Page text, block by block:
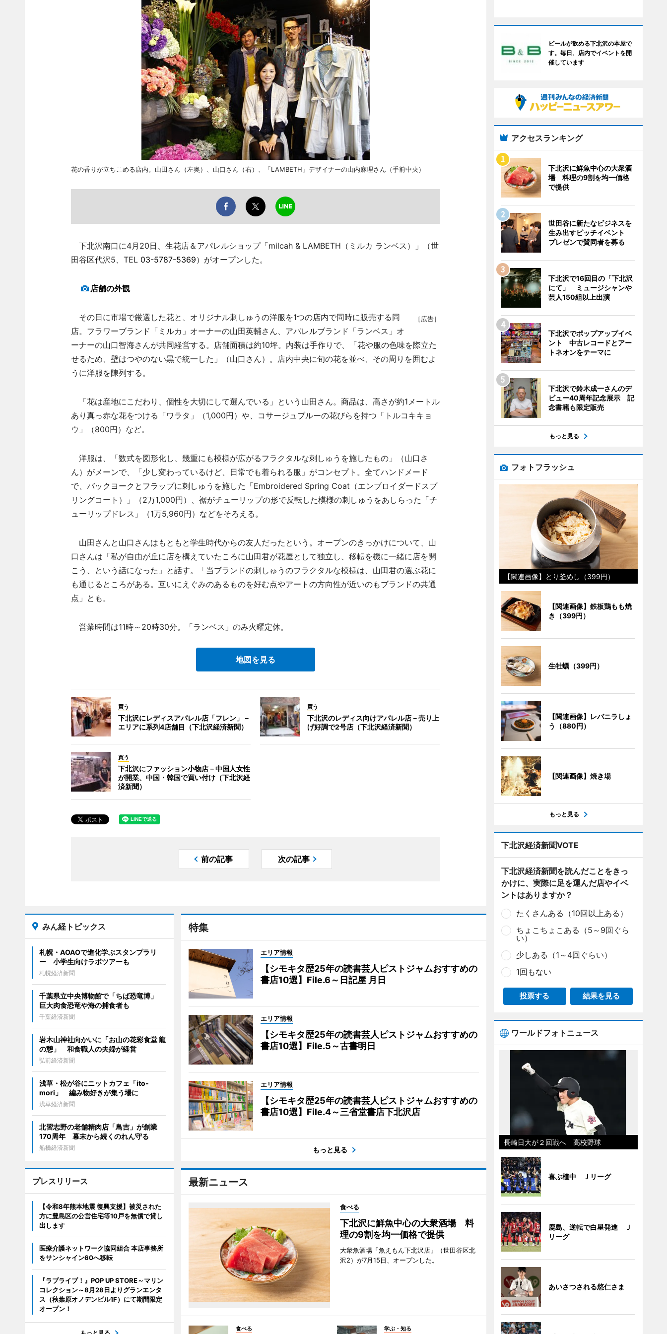
花の香りが立ちこめる店内。山田さん（左奥）、山口さん（右）、「LAMBETH」デザイナーの山内麻理さん（手前中央）
下北沢南口に4月20日、生花店＆アパレルショップ「milcah & LAMBETH（ミルカ ランベス）」（世
田谷区代沢5、TEL 03-5787-5369）がオープンした。
店舗の外観
［広告］
その日に市場で厳選した花と、オリジナル刺しゅうの洋服を1つの店内で同時に販売する同
店。フラワーブランド「ミルカ」オーナーの山田英輔さん、アパレルブランド「ランベス」オ
ーナーの山口智海さんが共同経営する。店舗面積は約10坪。内装は手作りで、「花や服の色味を際立た
せるため、壁はつやのない黒で統一した」（山口さん）。店内中央に旬の花を並べ、その周りを囲むよ
うに洋服を陳列する。
「花は産地にこだわり、個性を大切にして選んでいる」という山田さん。商品は、高さが約1メートル
あり真っ赤な花をつける「ワラタ」（1,000円）や、コサージュブルーの花びらを持つ「トルコキキョ
ウ」（800円）など。
洋服は、「数式を図形化し、幾重にも模様が広がるフラクタルな刺しゅうを施したもの」（山口さ
ん）がメーンで、「少し変わっているけど、日常でも着られる服」がコンセプト。全てハンドメード
で、バックヨークとフラップに刺しゅうを施した「Embroidered Spring Coat（エンブロイダードスプ
リングコート）」（2万1,000円）、裾がチューリップの形で反転した模様の刺しゅうをあしらった「チ
ューリップドレス」（1万5,960円）などをそろえる。
山田さんと山口さんはもともと学生時代からの友人だったという。オープンのきっかけについて、山
口さんは「私が自由が丘に店を構えていたころに山田君が花屋として独立し、移転を機に一緒に店を開
こう、という話になった」と話す。「当ブランドの刺しゅうのフラクタルな模様は、山田君の選ぶ花に
も通じるところがある。互いにえぐみのあるものを好む点やアートの方向性が近いのもブランドの共通
点」とも。
営業時間は11時～20時30分。「ランベス」のみ火曜定休。
地図を見る
買う
下北沢にレディスアパレル店「フレン」－
エリアに系列4店舗目（下北沢経済新聞）
買う
下北沢のレディス向けアパレル店－売り上
げ好調で2号店（下北沢経済新聞）
買う
下北沢にファッション小物店－中国人女性
が開業、中国・韓国で買い付け（下北沢経
済新聞）
前の記事 次の記事
特集
エリア情報
【シモキタ歴25年の読書芸人ピストジャムおすすめの
書店10選】File.6～日記屋 月日
エリア情報
【シモキタ歴25年の読書芸人ピストジャムおすすめの
書店10選】File.5～古書明日
エリア情報
【シモキタ歴25年の読書芸人ピストジャムおすすめの
書店10選】File.4～三省堂書店下北沢店
もっと見る
最新ニュース
食べる
下北沢に鮮魚中心の大衆酒場 料
理の9割を均一価格で提供
大衆魚酒場「魚えもん下北沢店」（世田谷区北
沢2）が7月15日、オープンした。
食べる 学ぶ・知る
みん経トピックス
札幌・AOAOで進化学ぶスタンプラリ
ー 小学生向けラボツアーも
札幌経済新聞
千葉県立中央博物館で「ちば恐竜博」
巨大肉食恐竜や海の捕食者も
千葉経済新聞
岩木山神社向かいに「お山の花彩食堂 龍
の憩」 和食職人の夫婦が経営
弘前経済新聞
浅草・松が谷にニットカフェ「ito-
mori」 編み物好きが集う場に
浅草経済新聞
北習志野の老舗精肉店「鳥吉」が創業
170周年 幕末から続くのれん守る
船橋経済新聞
プレスリリース
【令和8年熊本地震 復興支援】被災された
方に豊島区の公営住宅等10戸を無償で貸し
出します
医療介護ネットワーク協同組合 本店事務所
をサンシャイン60へ移転
『ラブライブ！』POP UP STORE～マリン
コレクション～8月28日よりグランエンタ
ス（秋葉原オノデンビル1F）にて期間限定
オープン！
ビールが飲める下北沢の本屋で
す。毎日、店内でイベントを開
催しています
アクセスランキング
下北沢に鮮魚中心の大衆酒
場 料理の9割を均一価格
で提供
世田谷に新たなビジネスを
生み出すピッチイベント
プレゼンで賛同者を募る
下北沢で16回目の「下北沢
にて」 ミュージシャンや
芸人150組以上出演
下北沢でポップアップイベ
ント 中古レコードとアー
トネオンをテーマに
下北沢で鈴木成一さんのデ
ビュー40周年記念展示 記
念書籍も限定販売
もっと見る
フォトフラッシュ
【関連画像】とり釜めし（399円）
【関連画像】鉄板鶏もも焼
き（399円）
生牡蠣（399円）
【関連画像】レバニラしょ
う（880円）
【関連画像】焼き場
もっと見る
下北沢経済新聞VOTE
下北沢経済新聞を読んだことをきっ
かけに、実際に足を運んだ店やイベ
ントはありますか？
たくさんある（10回以上ある）
ちょこちょこある（5～9回ぐら
い）
少しある（1～4回ぐらい）
1回もない
投票する 結果を見る
ワールドフォトニュース
長崎日大が２回戦へ 高校野球
喜ぶ植中 Ｊリーグ
鹿島、逆転で白星発進 Ｊ
リーグ
あいさつされる悠仁さま